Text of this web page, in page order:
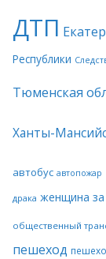
ДТП
Республики
Тюменская
Ханты-
автобус автопожар
драка женщина за
общественный
пешеход